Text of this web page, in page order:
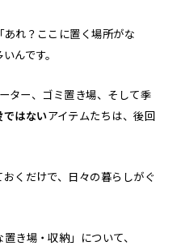
れ？ここに置く場所がな
んです。
ター、ゴミ置き場、そして季
ではないアイテムたちは、後回
くだけで、日々の暮らしがぐ
き場・収納」について、